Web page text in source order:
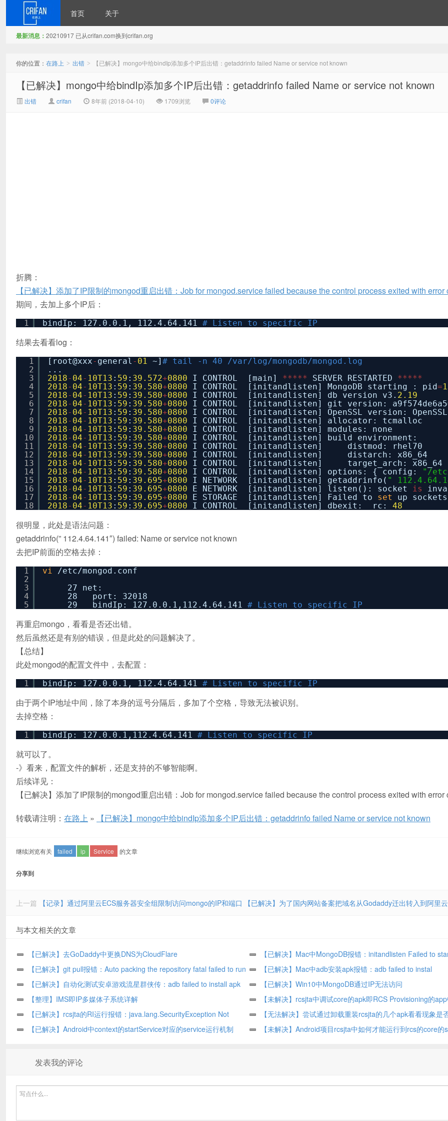
首页 关于
最新消息： 20210917 已从crifan.com换到crifan.org
你的位置： 在路上 > 出错 > 【已解决】mongo中给bindIp添加多个IP后出错：getaddrinfo failed Name or service not known
【已解决】mongo中给bindIp添加多个IP后出错：getaddrinfo failed Name or service not known
出错 crifan 8年前 (2018-04-10) 1709浏览 0评论
折腾：
【已解决】添加了IP限制的mongod重启出错：Job for mongod.service failed because the control process exited with error
期间，去加上多个IP后：
1 bindIp: 127.0.0.1, 112.4.64.141 # Listen to specific IP
结果去看看log：
1
2
3
4
5
6
7
8
9
10
11
12
13
14
15
16
17
18
[root@xxx- general - 01 ~] # tail -n 40 /var/log/mongodb/mongod.log
...
2018- 04- 10T13 : 59 : 39.572+0800 I CONTROL [main] ***** SERVER RESTARTED *****
2018- 04- 10T13 : 59 : 39.580+0800 I CONTROL [initandlisten] MongoDB starting : pid=
2018- 04- 10T13 : 59 : 39.580+0800 I CONTROL [initandlisten] db version v3. 2.19
2018- 04- 10T13 : 59 : 39.580+0800
I CONTROL [initandlisten] git version:
2018- 04- 10T13 : 59 : 39.580+0800 I CONTROL [initandlisten] OpenSSL version: OpenSSL
2018- 04- 10T13 : 59 : 39.580+0800
I CONTROL [initandlisten] allocator: tcmalloc
2018- 04- 10T13 : 59 : 39.580+0800
I CONTROL [initandlisten] modules: none
2018- 04- 10T13 : 59 : 39.580+0800
I CONTROL [initandlisten] build environment:
2018- 04- 10T13 : 59 : 39.580+0800
I CONTROL [initandlisten] distmod: rhel70
2018- 04- 10T13 : 59 : 39.580+0800
I CONTROL [initandlisten] distarch: x86_64
2018- 04- 10T13 : 59 : 39.580+0800
I CONTROL [initandlisten] target_arch: x86_64
2018- 04- 10T13 : 59 : 39.580+0800 I CONTROL [initandlisten] options: { config: "/
2018- 04- 10T13 : 59 : 39.695+0800 I NETWORK [initandlisten] getaddrinfo( "
2018- 04- 10T13 : 59 : 39.695+0800 E NETWORK [initandlisten] listen(): socket is
2018- 04- 10T13 : 59 : 39.695+0800 E STORAGE [initandlisten] Failed to set
up
2018- 04- 10T13 : 59 : 39.695+0800 I CONTROL [initandlisten] dbexit: rc: 48
很明显，此处是语法问题：
getaddrinfo(” 112.4.64.141″) failed: Name or service not known
去把IP前面的空格去掉：
1
2
3
4
5
vi /etc/mongod .conf
27 net:
28 port: 32018
29 bindIp: 127.0.0.1,112.4.64.141 # Listen to specific IP
再重启mongo，看看是否还出错。
然后虽然还是有别的错误，但是此处的问题解决了。
【总结】
此处mongod的配置文件中，去配置：
1 bindIp: 127.0.0.1, 112.4.64.141 # Listen to specific IP
由于两个IP地址中间，除了本身的逗号分隔后，多加了个空格，导致无法被识别。
去掉空格：
1 bindIp: 127.0.0.1,112.4.64.141 # Listen to specific IP
就可以了。
-》看来，配置文件的解析，还是支持的不够智能啊。
后续详见：
【已解决】添加了IP限制的mongod重启出错：Job for mongod.service failed because the control process exited with error
转载请注明： 在路上 » 【已解决】mongo中给bindIp添加多个IP后出错：getaddrinfo failed Name or service not known
继续浏览有关 failed ip Service 的文章
分享到
上一篇 【记录】通过阿里云ECS服务器安全组限制访问mongo的IP和端口 【已解决】为了国内网站备案把域名从Godaddy迁出转入到阿里云
与本文相关的文章
【已解决】去GoDaddy中更换DNS为CloudFlare
【已解决】Mac中MongoDB报错：initandlisten Failed to
WiredTiger under any compatibility version This may be due to
unsupported upgrade or downgrade
【已解决】git pull报错：Auto packing the repository fatal failed to run
repack
【已解决】Mac中adb安装apk报错：adb failed to instal
INSTALL_FAILED_CONFLICTING_PROVIDER Package
installed because provider name is already used
【已解决】自动化测试安卓游戏流星群侠传：adb failed to install apk
Failure INSTALL_PARSE_FAILED_UNEXPECTED_EXCEPTION Failed to
collect certificates from
【已解决】Win10中MongoDB通过IP无法访问
【整理】IMS即IP多媒体子系统详解
【未解决】rcsjta中调试core的apk即RCS Provisioning的
选项以寻找core的service启动逻辑
【已解决】rcsjta的RI运行报错：java.lang.SecurityException Not
allowed to bind to service Intent
【无法解决】尝试通过卸载重装rcsjta的几个apk看看现象是
求找到rcs的core的service启动逻辑
【已解决】Android中context的startService对应的service运行机制 【未解决】Android项目rcsjta中如何才能运行到rcs的core的
发表我的评论